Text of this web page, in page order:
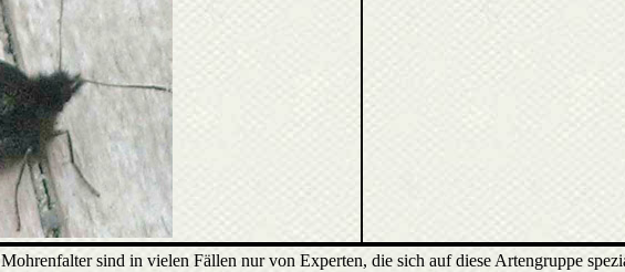
Mohrenfalter sind in vielen Fällen nur von Experten, die sich auf diese Artengruppe